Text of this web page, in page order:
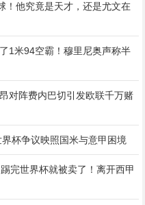
！他究竟是天才，还是尤文在
1米94空霸！穆里尼奥声称半
对阵费内巴切引发欧联千万赌
杯争议映照国米与意甲困境
完世界杯就被卖了！离开西甲